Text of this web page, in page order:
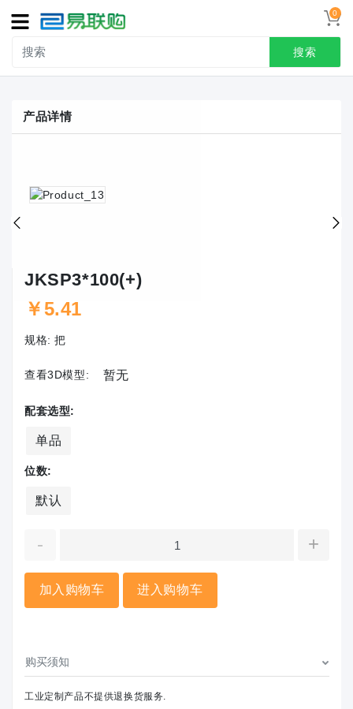
0
搜索
导
航
接线端子
联系我们
产品详情
JKSP3*100(+)
￥5.41
规格: 把
查看3D模型: 暂无
配套选型:
单品
位数:
默认
- +
加入购物车 进入购物车
购买须知
工业定制产品不提供退换货服务.